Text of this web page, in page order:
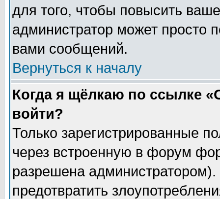
для того, чтобы повысить
администратор может просто
вами сообщений.
Вернуться к началу
Когда я щёлкаю по ссылке
войти?
Только зарегистрированные
через встроенную в форум
разрешена
предотвратить